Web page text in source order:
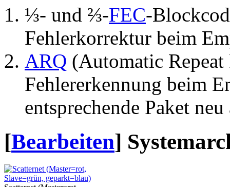
⅓- und ⅔-FEC-
Fehlerkorrektur beim
ARQ (Automatic
Fehlererkennung beim
entsprechende Paket
[Bearbeiten]